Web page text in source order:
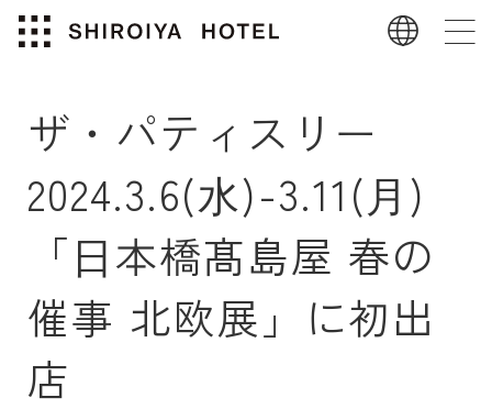
ザ・パティスリー
2024.3.6(⽔)-3.11(⽉)
「⽇本橋髙島屋 春の
催事 北欧展」に初出
店